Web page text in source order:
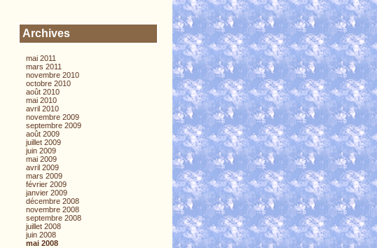
Archives
mai 2011
mars 2011
novembre 2010
octobre 2010
août 2010
mai 2010
avril 2010
novembre 2009
septembre 2009
août 2009
juillet 2009
juin 2009
mai 2009
avril 2009
mars 2009
février 2009
janvier 2009
décembre 2008
novembre 2008
septembre 2008
juillet 2008
juin 2008
mai 2008